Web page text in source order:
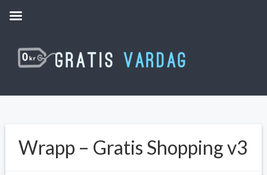
Wrapp – Gratis Shopping v3